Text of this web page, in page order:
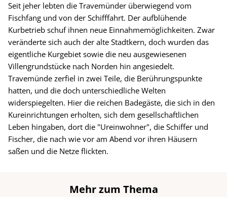
Seit jeher lebten die Travemünder überwiegend vom
Fischfang und von der Schifffahrt. Der aufblühende
Kurbetrieb schuf ihnen neue Einnahmemöglichkeiten. Zwar
veränderte sich auch der alte Stadtkern, doch wurden das
eigentliche Kurgebiet sowie die neu ausgewiesenen
Villengrundstücke nach Norden hin angesiedelt.
Travemünde zerfiel in zwei Teile, die Berührungspunkte
hatten, und die doch unterschiedliche Welten
widerspiegelten. Hier die reichen Badegäste, die sich in den
Kureinrichtungen erholten, sich dem gesellschaftlichen
Leben hingaben, dort die "Ureinwohner", die Schiffer und
Fischer, die nach wie vor am Abend vor ihren Häusern
saßen und die Netze flickten.
Mehr zum Thema